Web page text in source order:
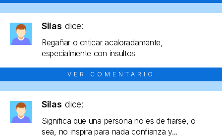
Silas dice:
Regañar o criticar acaloradamente,
especialmente con insultos
VER COMENTARIO
Silas dice:
Significa que una persona no es de fiarse, o
sea, no inspira para nada confianza y...